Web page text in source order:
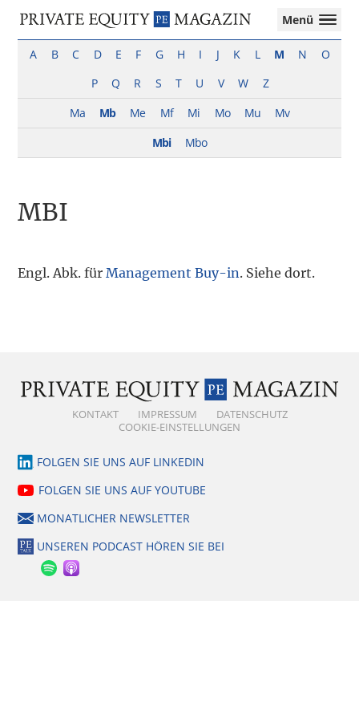
Zur
Zum
Private
Equity
Magazin
Das
Onlinemagazin
Equity-
–
I
Tax
Menü
A B C D E F G H I J K L M N
O
P
Q R S T U V W
Z
Ma
Mb Me Mf Mi Mo Mu
Mv
Mbi
Mbo
MBI
Engl. Abk. fürManagement Buy-in. Siehe dort.
KONTAKT IMPRESSUM
DATENSCHUTZ
COOKIE-EINSTELLUNGEN
FOLGEN SIE UNS AUF LINKEDIN
FOLGEN SIE UNS AUF YOUTUBE
MONATLICHER NEWSLETTER
UNSEREN PODCAST HÖREN SIE BEI